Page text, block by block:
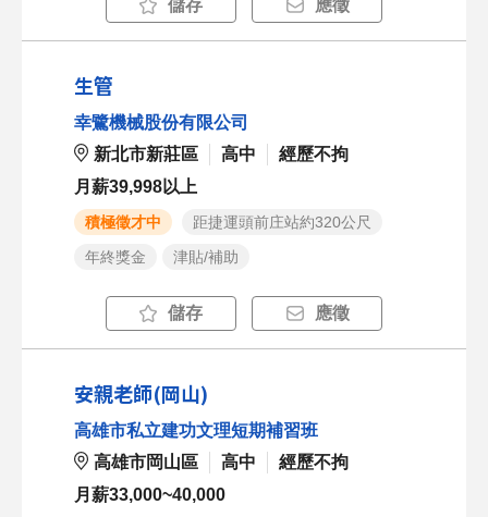
儲存 應徵
生管
幸鷺機械股份有限公司
新北市新莊區
高中
經歷不拘
月薪39,998以上
積極徵才中
距捷運頭前庄站約320公尺
年終獎金
津貼/補助
儲存 應徵
安親老師(岡山)
高雄市私立建功文理短期補習班
高雄市岡山區
高中
經歷不拘
月薪33,000~40,000